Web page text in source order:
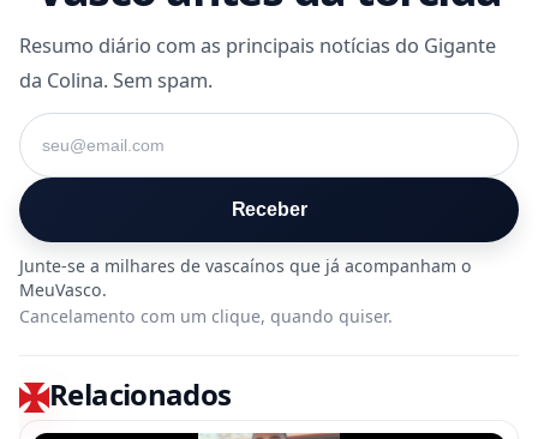
Resumo diário com as principais notícias do Gigante
da Colina. Sem spam.
Seu e-mail
Receber
Cancelamento com um clique, quando quiser.
Relacionados